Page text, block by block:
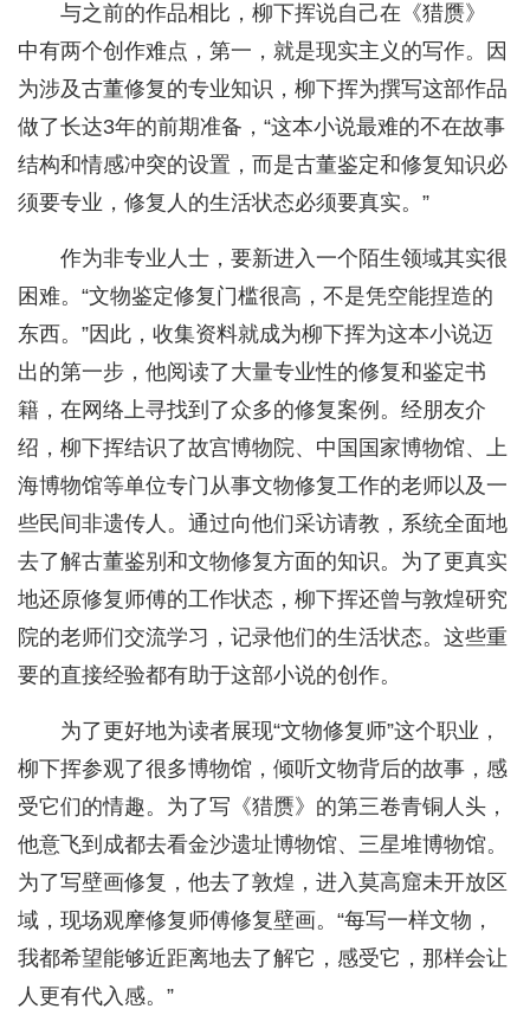
与之前的作品相比，柳下挥说自己在《猎赝》
中有两个创作难点，第一，就是现实主义的写作。因
为涉及古董修复的专业知识，柳下挥为撰写这部作品
做了长达3年的前期准备，“这本小说最难的不在故事
结构和情感冲突的设置，而是古董鉴定和修复知识必
须要专业，修复人的生活状态必须要真实。”
作为非专业人士，要新进入一个陌生领域其实很
困难。“文物鉴定修复门槛很高，不是凭空能捏造的
东西。”因此，收集资料就成为柳下挥为这本小说迈
出的第一步，他阅读了大量专业性的修复和鉴定书
籍，在网络上寻找到了众多的修复案例。经朋友介
绍，柳下挥结识了故宫博物院、中国国家博物馆、上
海博物馆等单位专门从事文物修复工作的老师以及一
些民间非遗传人。通过向他们采访请教，系统全面地
去了解古董鉴别和文物修复方面的知识。为了更真实
地还原修复师傅的工作状态，柳下挥还曾与敦煌研究
院的老师们交流学习，记录他们的生活状态。这些重
要的直接经验都有助于这部小说的创作。
为了更好地为读者展现“文物修复师”这个职业，
柳下挥参观了很多博物馆，倾听文物背后的故事，感
受它们的情趣。为了写《猎赝》的第三卷青铜人头，
他意飞到成都去看金沙遗址博物馆、三星堆博物馆。
为了写壁画修复，他去了敦煌，进入莫高窟未开放区
域，现场观摩修复师傅修复壁画。“每写一样文物，
我都希望能够近距离地去了解它，感受它，那样会让
人更有代入感。”